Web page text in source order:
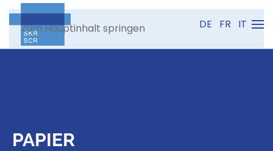
Zum Hauptinhalt springen DE FR IT
PAPIER